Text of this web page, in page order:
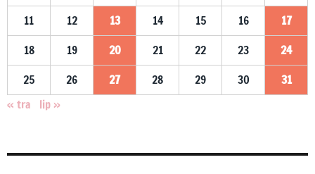
11
12 13 14 15 16
17
18
19 20 21 22 23
24
25
26 27 28 29 30
31
« tra
lip »